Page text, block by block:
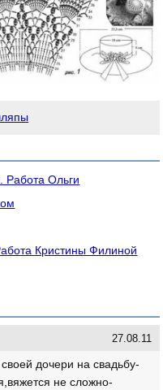
Работа Ольги
Кристины Филиной
27.08.11
дочери на свадьбу-
не сложно-